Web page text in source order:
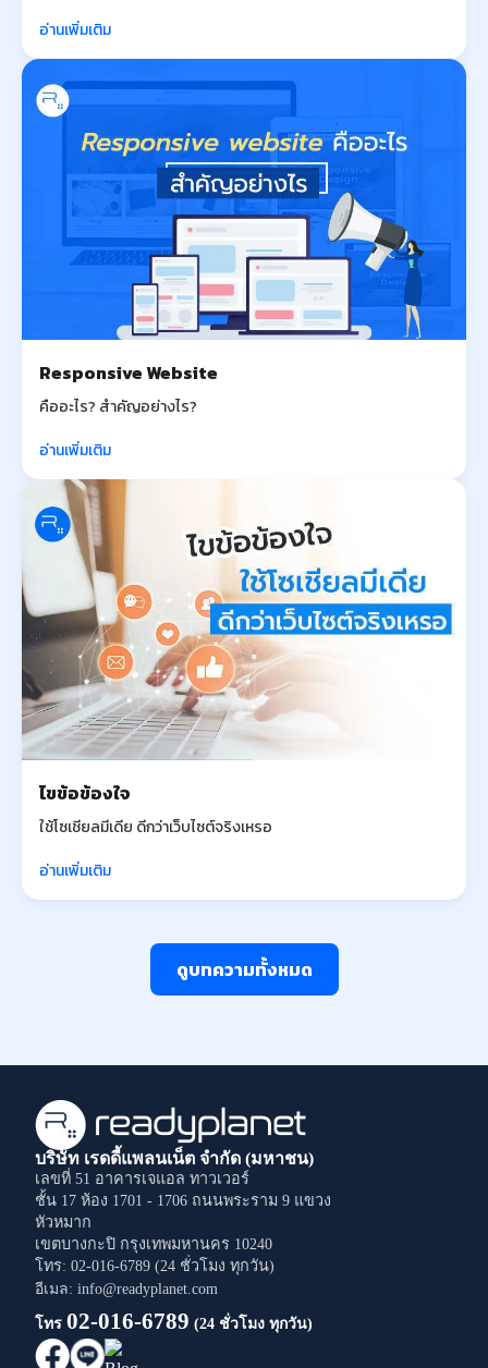
อ่านเพิ่มเติม
Responsive Website
คืออะไร? สำคัญอย่างไร?
อ่านเพิ่มเติม
ไขข้อข้องใจ
ใช้โซเชียลมีเดีย ดีกว่าเว็บไซต์จริงเหรอ
อ่านเพิ่มเติม
ดูบทความทั้งหมด
บริษัท เรดดี้แพลนเน็ต จำกัด (มหาชน)
เลขที่ 51 อาคารเจแอล ทาวเวอร์
ชั้น 17 ห้อง 1701 - 1706 ถนนพระราม 9 แขวง
หัวหมาก
เขตบางกะปิ กรุงเทพมหานคร 10240
โทร: 02-016-6789 (24 ชั่วโมง ทุกวัน)
อีเมล: info@readyplanet.com
โทร 02-016-6789 (24 ชั่วโมง ทุกวัน)